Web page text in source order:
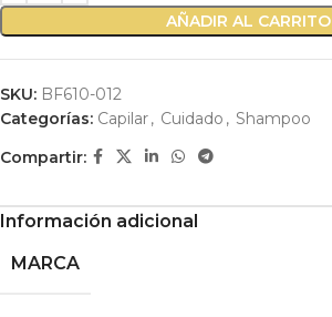
AÑADIR AL CARRITO
SKU: BF610-012
Categorías: Capilar, Cuidado , Shampoo
Compartir:
Información adicional
MARCA